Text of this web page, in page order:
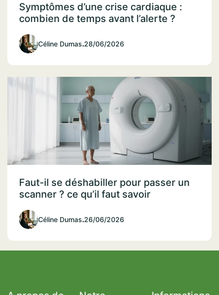
Symptômes d’une crise cardiaque :
combien de temps avant l’alerte ?
Céline Dumas.28/06/2026
Faut-il se déshabiller pour passer un
scanner ? ce qu’il faut savoir
Céline Dumas.26/06/2026